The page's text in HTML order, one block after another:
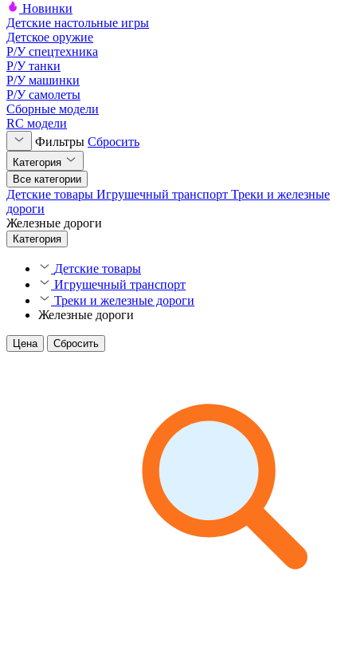
Новинки
Детские настольные игры
Детское оружие
Р/У спецтехника
Р/У танки
Р/У машинки
Р/У самолеты
Сборные модели
RC модели
Фильтры Сбросить
Категория
Все категории
Детские товары Игрушечный транспорт Треки и железные
дороги
Железные дороги
Категория
Детские товары
Игрушечный транспорт
Треки и железные дороги
Железные дороги
Цена Сбросить